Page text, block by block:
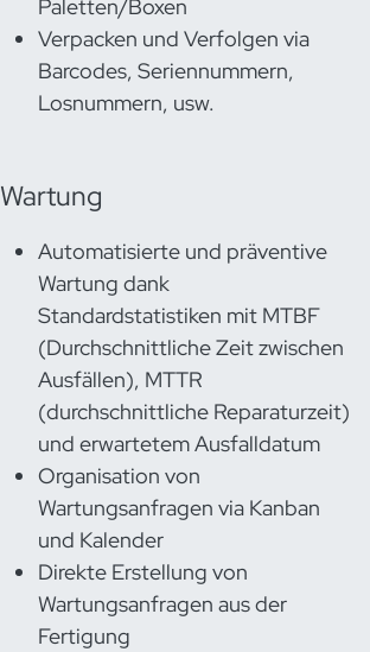
Paletten/Boxen
Verpacken und Verfolgen via
Barcodes, Seriennummern,
Losnummern, usw.
Wartung
Automatisierte und präventive
Wartung dank
Standardstatistiken mit MTBF
(Durchschnittliche Zeit zwischen
Ausfällen), MTTR
(durchschnittliche Reparaturzeit)
und erwartetem Ausfalldatum
Organisation von
Wartungsanfragen via Kanban
und Kalender
Direkte Erstellung von
Wartungsanfragen aus der
Fertigung